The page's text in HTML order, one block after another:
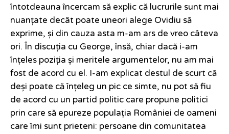
întotdeauna încercam să explic că lucrurile sunt mai
nuanțate decât poate uneori alege Ovidiu să
exprime, și din cauza asta m-am ars de vreo câteva
ori. În discuția cu George, însă, chiar dacă i-am
înțeles poziția și meritele argumentelor, nu am mai
fost de acord cu el. I-am explicat destul de scurt că
deși poate că înțeleg un pic ce simte, nu pot să fiu
de acord cu un partid politic care propune politici
prin care să epureze populația României de oameni
care îmi sunt prieteni: persoane din comunitatea